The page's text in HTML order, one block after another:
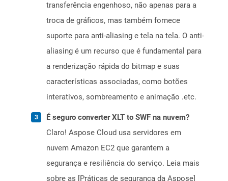
transferência engenhoso, não apenas para a
troca de gráficos, mas também fornece
suporte para anti-aliasing e tela na tela. O anti-
aliasing é um recurso que é fundamental para
a renderização rápida do bitmap e suas
características associadas, como botões
interativos, sombreamento e animação .etc.
É seguro converter XLT to SWF na nuvem?
Claro! Aspose Cloud usa servidores em
nuvem Amazon EC2 que garantem a
segurança e resiliência do serviço. Leia mais
sobre as [Práticas de segurança da Aspose]